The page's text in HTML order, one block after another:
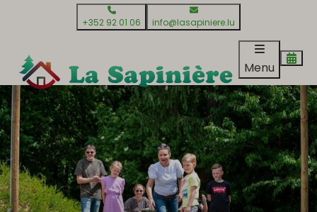
+352 92 01 06 info@lasapiniere.lu
Menu